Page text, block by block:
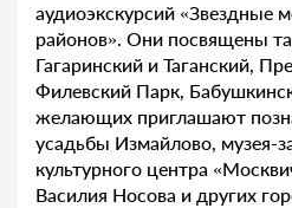
аудиоэкскурсий «Звездные
районов». Они посвящены
Гагаринский и Таганский,
Филевский Парк,
желающих приглашают
усадьбы Измайлово, музея-
культурного центра
Василия Носова и других